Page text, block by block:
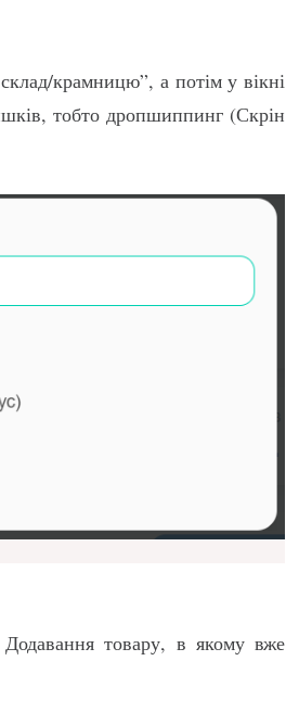
крамницю”, а потім у вікні
тобто дропшиппинг (Скрін
товару, в якому вже